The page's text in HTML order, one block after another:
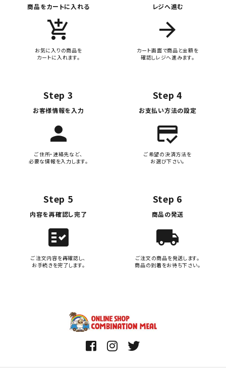
商品をカートに入れる
add_shopping_cart
お気に入りの商品を
カートに入れます。
レジへ進む
arrow_forward
カート画面で商品と金額を
確認しレジへ進みます。
Step 3
お客様情報を入力
person
ご住所・連絡先など、
必要な情報を入力します。
Step 4
お支払い方法の設定
credit_score
ご希望の決済方法を
お選び下さい。
Step 5
内容を再確認し完了
fact_check
ご注文内容を再確認し、
お手続きを完了します。
Step 6
商品の発送
local_shipping
ご注文の商品を発送します。
商品の到着をお待ち下さい。